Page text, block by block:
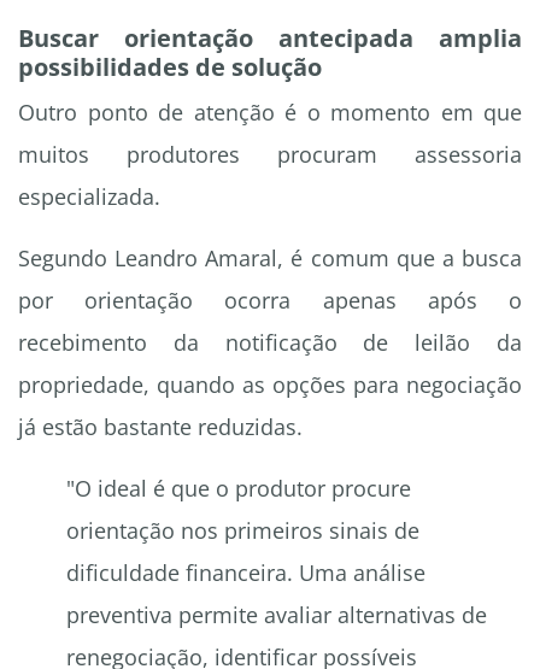
Buscar orientação antecipada amplia
possibilidades de solução
Outro ponto de atenção é o momento em que
muitos produtores procuram assessoria
especializada.
Segundo Leandro Amaral, é comum que a busca
por orientação ocorra apenas após o
recebimento da notificação de leilão da
propriedade, quando as opções para negociação
já estão bastante reduzidas.
"O ideal é que o produtor procure
orientação nos primeiros sinais de
dificuldade financeira. Uma análise
preventiva permite avaliar alternativas de
renegociação, identificar possíveis